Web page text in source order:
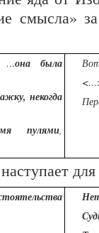
смысла»
…она была
некогда
пулями,